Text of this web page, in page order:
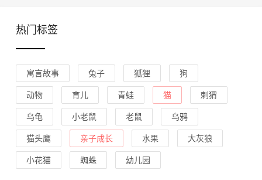
热门标签
寓言故事 兔子 狐狸 狗
动物 育儿 青蛙 猫 刺猬
乌龟 小老鼠 老鼠 乌鸦
猫头鹰 亲子成长 水果 大灰狼
小花猫 蜘蛛 幼儿园